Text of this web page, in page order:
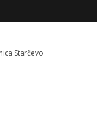
Starčevo